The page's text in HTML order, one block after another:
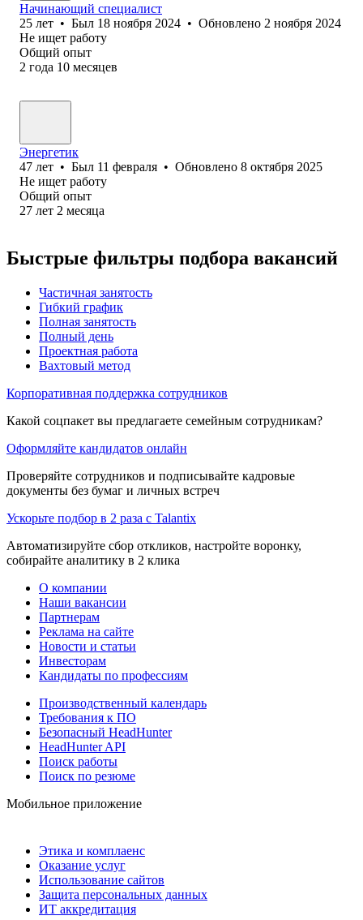
Начинающий специалист
25 лет • Был 18 ноября 2024 • Обновлено 2 ноября 2024
Не ищет работу
Общий опыт
2 года 10 месяцев
Энергетик
47 лет • Был 11 февраля • Обновлено 8 октября 2025
Не ищет работу
Общий опыт
27 лет 2 месяца
Быстрые фильтры подбора вакансий
Частичная занятость
Гибкий график
Полная занятость
Полный день
Проектная работа
Вахтовый метод
Корпоративная поддержка сотрудников
Какой соцпакет вы предлагаете семейным сотрудникам?
Оформляйте кандидатов онлайн
Проверяйте сотрудников и подписывайте кадровые
документы без бумаг и личных встреч
Ускорьте подбор в 2 раза с Talantix
Автоматизируйте сбор откликов, настройте воронку,
собирайте аналитику в 2 клика
О компании
Наши вакансии
Партнерам
Реклама на сайте
Новости и статьи
Инвесторам
Кандидаты по профессиям
Производственный календарь
Требования к ПО
Безопасный HeadHunter
HeadHunter API
Поиск работы
Поиск по резюме
Мобильное приложение
Этика и комплаенс
Оказание услуг
Использование сайтов
Защита персональных данных
ИТ аккредитация